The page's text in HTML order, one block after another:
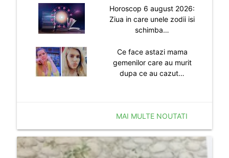
Horoscop 6 august 2026:
Ziua in care unele zodii isi
schimba…
Ce face astazi mama
gemenilor care au murit
dupa ce au cazut…
MAI MULTE NOUTATI